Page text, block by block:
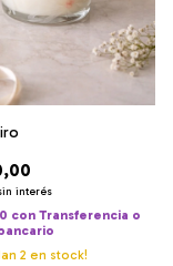
interés
con Transferencia o
2 en stock!